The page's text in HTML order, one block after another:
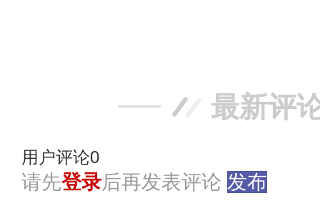
最新评
用户评论0
请先登录后再发表评论 发布